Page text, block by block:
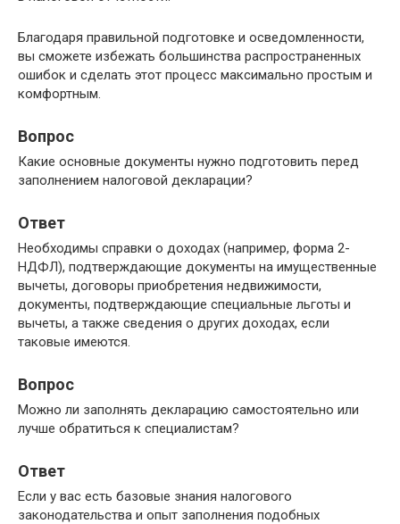
Благодаря правильной подготовке и осведомленности,
вы сможете избежать большинства распространенных
ошибок и сделать этот процесс максимально простым и
комфортным.
Вопрос
Какие основные документы нужно подготовить перед
заполнением налоговой декларации?
Ответ
Необходимы справки о доходах (например, форма 2-
НДФЛ), подтверждающие документы на имущественные
вычеты, договоры приобретения недвижимости,
документы, подтверждающие специальные льготы и
вычеты, а также сведения о других доходах, если
таковые имеются.
Вопрос
Можно ли заполнять декларацию самостоятельно или
лучше обратиться к специалистам?
Ответ
Если у вас есть базовые знания налогового
законодательства и опыт заполнения подобных